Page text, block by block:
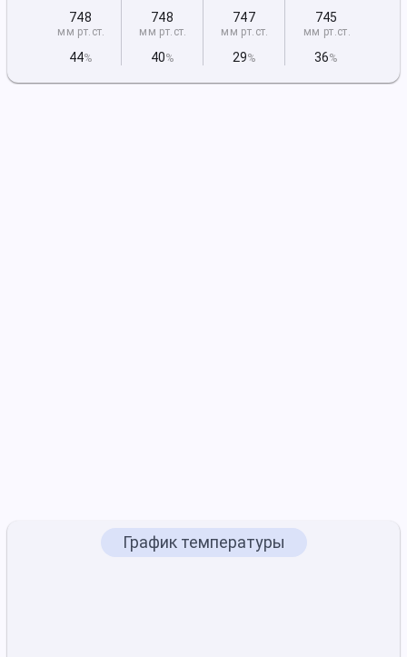
748
мм рт.ст.
44%
748
мм рт.ст.
40%
747
мм рт.ст.
29%
745
мм рт.ст.
36%
График температуры